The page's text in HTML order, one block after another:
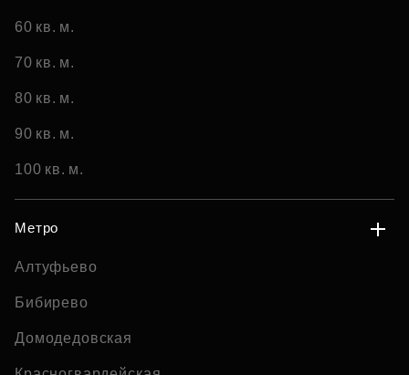
60 кв. м.
70 кв. м.
80 кв. м.
90 кв. м.
100 кв. м.
Метро
Алтуфьево
Бибирево
Домодедовская